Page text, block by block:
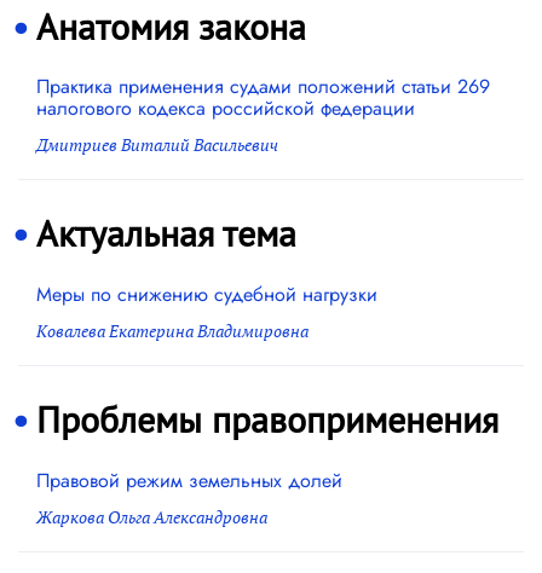
Анатомия закона
Практика применения судами положений статьи 269
налогового кодекса российской федерации
Дмитриев Виталий Васильевич
Актуальная тема
Меры по снижению судебной нагрузки
Ковалева Екатерина Владимировна
Проблемы правоприменения
Правовой режим земельных долей
Жаркова Ольга Александровна